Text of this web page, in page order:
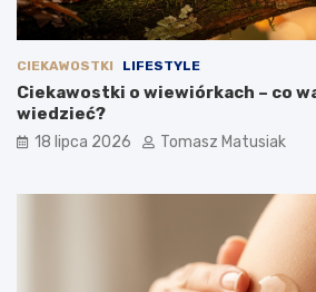
CIEKAWOSTKI LIFESTYLE
Ciekawostki o wiewiórkach – co
wiedzieć?
18 lipca 2026 Tomasz Matusiak